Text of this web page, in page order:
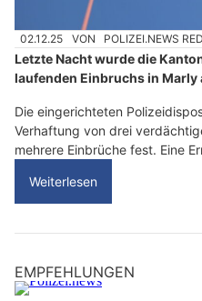
02.12.25 VON POLIZEI.NEWS
Letzte Nacht wurde die
laufenden Einbruchs in Marly
Die eingerichteten
Verhaftung von drei
mehrere Einbrüche fest. Eine
Weiterlesen
EMPFEHLUNGEN